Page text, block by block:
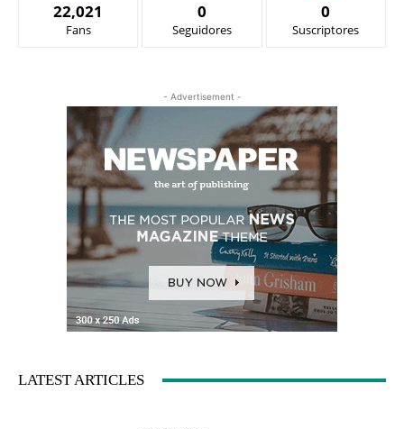
22,021
Fans
0
Seguidores
0
Suscriptores
- Advertisement -
LATEST ARTICLES